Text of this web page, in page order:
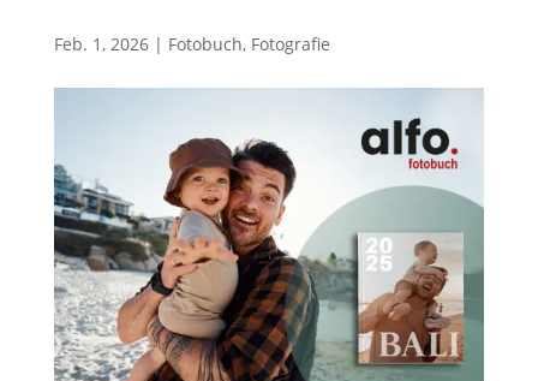
Feb. 1, 2026| Fotobuch, Fotografie